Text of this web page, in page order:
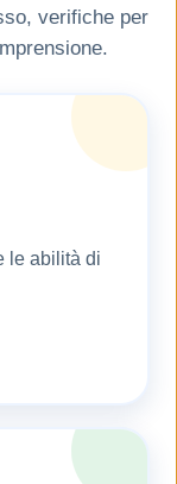
verifiche per
le abilità di